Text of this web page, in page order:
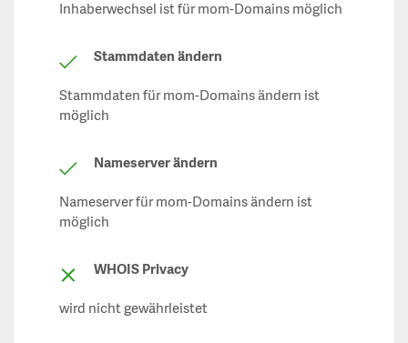
Inhaberwechsel ist für mom-Domains möglich
Stammdaten ändern
Stammdaten für mom-Domains ändern ist
möglich
Nameserver ändern
Nameserver für mom-Domains ändern ist
möglich
WHOIS Privacy
wird nicht gewährleistet